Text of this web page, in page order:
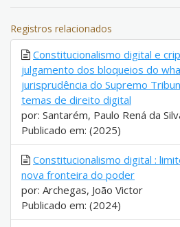
Registros relacionados
Constitucionalismo digital e
julgamento dos bloqueios do
jurisprudência do Supremo
temas de direito digital
por: Santarém, Paulo Rená da
Publicado em: (2025)
Constitucionalismo digital :
nova fronteira do poder
por: Archegas, João Victor
Publicado em: (2024)